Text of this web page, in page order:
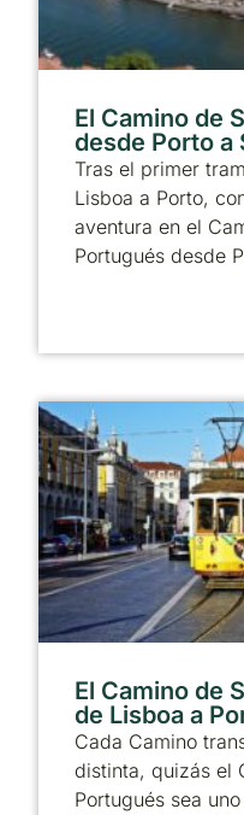
El Camino de
desde Porto a
Tras el primer
Lisboa a Porto,
aventura en el
Portugués desde
El Camino de
de Lisboa a
Cada Camino
distinta, quizás el
Portugués sea